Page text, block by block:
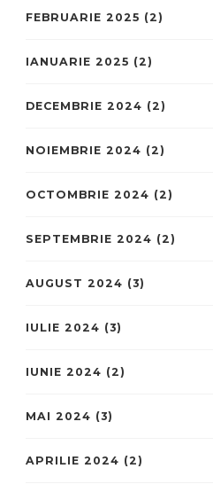
FEBRUARIE 2025 (2)
IANUARIE 2025 (2)
DECEMBRIE 2024 (2)
NOIEMBRIE 2024 (2)
OCTOMBRIE 2024 (2)
SEPTEMBRIE 2024 (2)
AUGUST 2024 (3)
IULIE 2024 (3)
IUNIE 2024 (2)
MAI 2024 (3)
APRILIE 2024 (2)